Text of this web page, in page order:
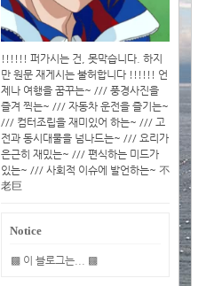
!!!!!! 퍼가시는 건, 못막습니다. 하지
만 원문 재게시는 불허합니다 !!!!!! 언
제나 여행을 꿈꾸는~ /// 풍경사진을
즐겨 찍는~ /// 자동차 운전을 즐기는~
/// 컴터조립을 재미있어 하는~ /// 고
전과 동시대물을 넘나드는~ /// 요리가
은근히 재밌는~ /// 편식하는 미드가
있는~ /// 사회적 이슈에 발언하는~ 不
老巨
Notice
▩ 이 블로그는... ▩